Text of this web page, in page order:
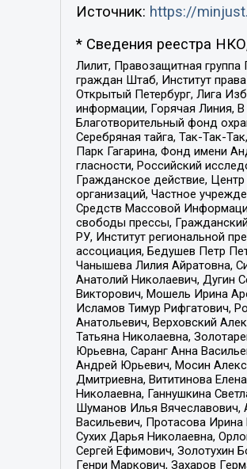
Источник: https://
* Сведения реестра
Лилит, Правозащитная
граждан Штаб, Институт
Открытый Петербург, Лига
информации, Горячая Линия,
Благотворительный фонд
Серебряная тайга, Так-Так-
Парк Гагарина, Фонд имени
гласности, Российский
Гражданское действие,
организаций, Частное
Средств Массовой
свободы прессы,
РУ, Институт региональной
ассоциация, Бедушев Петр
Чанышева Лилия Айратовна,
Анатолий Николаевич, Дугин
Викторович, Мошель Ирина
Исламов Тимур Рифгатович,
Анатольевич, Верховский
Татьяна Николаевна,
Юрьевна, Саранг Анна
Андрей Юрьевич, Мосин
Дмитриевна, Вититинова
Николаевна, Ганнушкина
Шуманов Илья Вячеславович,
Васильевич, Протасова
Сухих Дарья Николаевна,
Сергей Ефимович, Золотухин
Генри Маркович, Захаров